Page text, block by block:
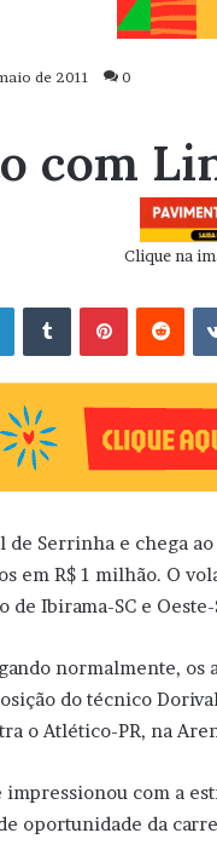
de 2011 0
com
Clique na
Linkedin
de Serrinha e chega
em R$ 1 milhão. O
de Ibirama-SC e
normalmente,
do técnico
o Atlético-PR, na
com a
oportunidade da